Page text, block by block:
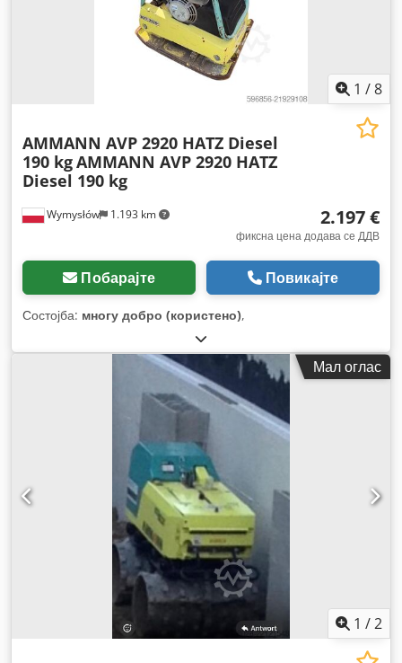
1 /8
Wymysłów 1.193 km
AMMANN AVP 2920 HATZ Diesel
190 kgAMMANN AVP 2920 HATZ
Diesel 190 kg
2.197 €
фиксна цена додава се ДДВ
Побарајте Повикајте
Состојба: многу добро (користено),
Мал оглас
1 /2